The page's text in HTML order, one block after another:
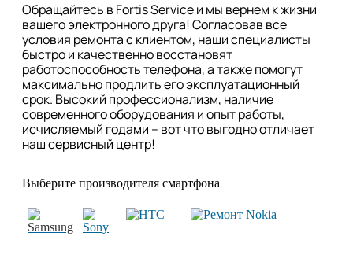
Обращайтесь в Fortis Service и мы вернем к жизни
вашего электронного друга! Согласовав все
условия ремонта с клиентом, наши специалисты
быстро и качественно восстановят
работоспособность телефона, а также помогут
максимально продлить его эксплуатационный
срок. Высокий профессионализм, наличие
современного оборудования и опыт работы,
исчисляемый годами – вот что выгодно отличает
наш сервисный центр!
Выберите производителя смартфона